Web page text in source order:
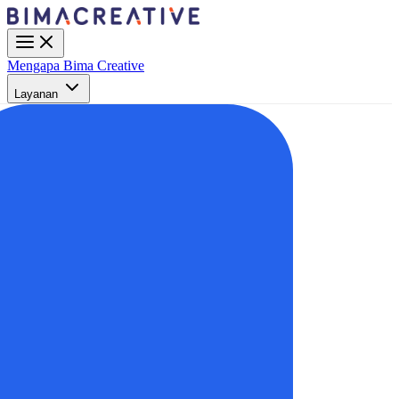
Mengapa Bima Creative
Layanan